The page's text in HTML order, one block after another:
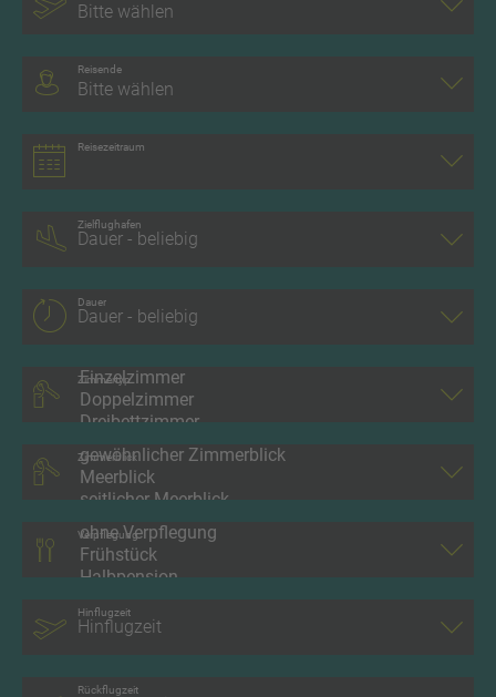
Bitte wählen
Reisende
Bitte wählen
Reisezeitraum
Zielflughafen
Dauer
Zimmertyp
Zimmerblick
Verpflegung
Hinflugzeit
Rückflugzeit